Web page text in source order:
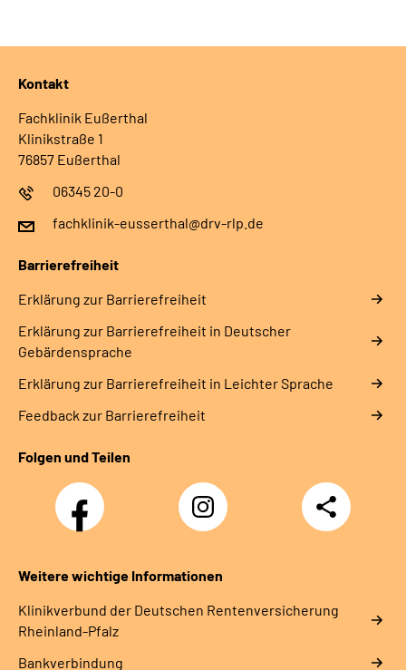
Kontakt
Fachklinik Eußerthal
Klinikstraße 1
76857 Eußerthal
06345 20-0
fachklinik-eusserthal@drv-rlp.de
Barrierefreiheit
Erklärung zur Barrierefreiheit
Erklärung zur Barrierefreiheit in Deutscher
Gebärdensprache
Erklärung zur Barrierefreiheit in Leichter Sprache
Feedback zur Barrierefreiheit
Folgen und Teilen
Facebook
Instagram
DRV
Nachwuchskräfte
Teilen
Weitere wichtige Informationen
Klinikverbund der Deutschen Rentenversicherung
Rheinland-Pfalz
Bankverbindung